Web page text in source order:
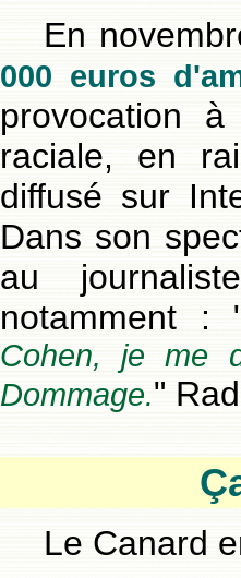
En
000 euros
provocation
raciale, en
diffusé sur
Dans son
au
notamment :
Cohen, je me
Dommage."
Le Canard